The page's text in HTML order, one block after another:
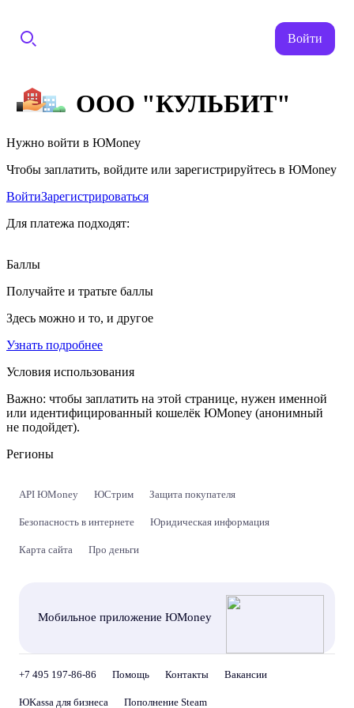
Войти
ООО "КУЛЬБИТ"
Нужно войти в ЮMoney
Чтобы заплатить, войдите или зарегистрируйтесь в ЮMoney
ВойтиЗарегистрироваться
Для платежа подходят:
Баллы
Получайте и тратьте баллы
Здесь можно и то, и другое
Узнать подробнее
Условия использования
Важно: чтобы заплатить на этой странице, нужен именной
или идентифицированный кошелёк ЮMoney (анонимный
не подойдет).
Регионы
API ЮMoney ЮСтрим Защита покупателя
Безопасность в интернете Юридическая информация
Карта сайта Про деньги
Мобильное приложение ЮMoney
+7 495 197-86-86 Помощь Контакты Вакансии
ЮKassa для бизнеса Пополнение Steam